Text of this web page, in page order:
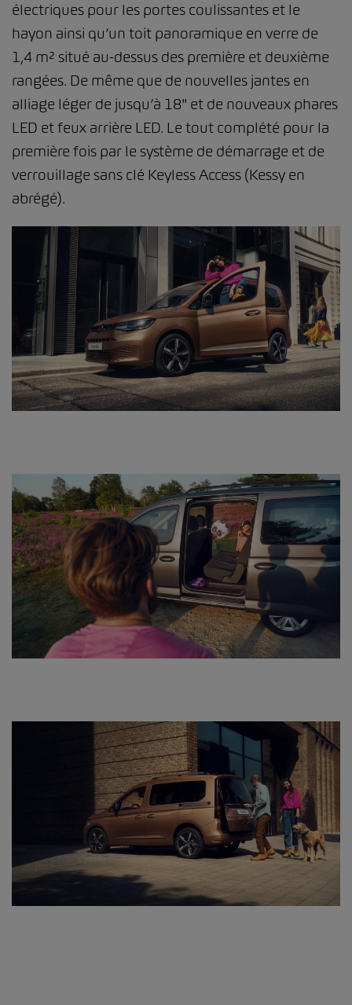
électriques pour les portes coulissantes et le
hayon ainsi qu’un toit panoramique en verre de
1,4 m² situé au-dessus des première et deuxième
rangées. De même que de nouvelles jantes en
alliage léger de jusqu’à 18" et de nouveaux phares
LED et feux arrière LED. Le tout complété pour la
première fois par le système de démarrage et de
verrouillage sans clé Keyless Access (Kessy en
abrégé).